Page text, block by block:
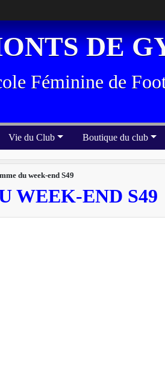
DE
Féminine de
Vie du Club Boutique du club
du week-end S49
WEEK-END S49